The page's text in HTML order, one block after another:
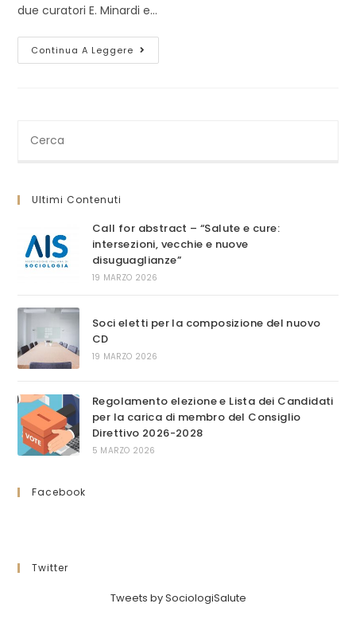
due curatori E. Minardi e…
Continua A Leggere COVID-
19
nel
Ultimi Contenuti
Call for abstract – “Salute e cure:
intersezioni, vecchie e nuove
disuguaglianze”
19 MARZO 2026
Soci eletti per la composizione del nuovo
CD
19 MARZO 2026
Regolamento elezione e Lista dei Candidati
per la carica di membro del Consiglio
Direttivo 2026-2028
5 MARZO 2026
Facebook
Twitter
Tweets by SociologiSalute